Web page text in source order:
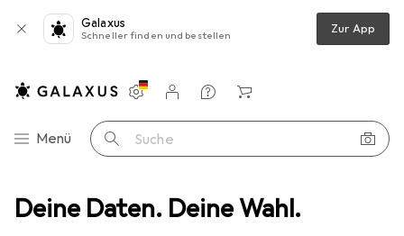
Deine Daten. Deine Wahl.
Galaxus
Schneller finden und bestellen Zur App
Navigation nach Kategorien
Menü Suche
Einstellungen
Kundenkonto
Vergleichslisten
Merklisten
Warenkorb
Thermosflasche Muuwmi Picnic Water Bottle, 0.4L